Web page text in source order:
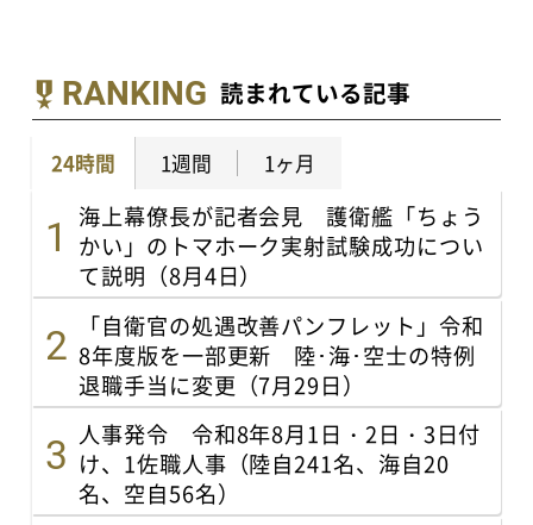
RANKING 読まれている記事
24時間 1週間 1ヶ月
海上幕僚長が記者会見 護衛艦「ちょう
かい」のトマホーク実射試験成功につい
て説明（8月4日）
「自衛官の処遇改善パンフレット」令和
8年度版を一部更新 陸･海･空士の特例
退職手当に変更（7月29日）
人事発令 令和8年8月1日・2日・3日付
け、1佐職人事（陸自241名、海自20
名、空自56名）